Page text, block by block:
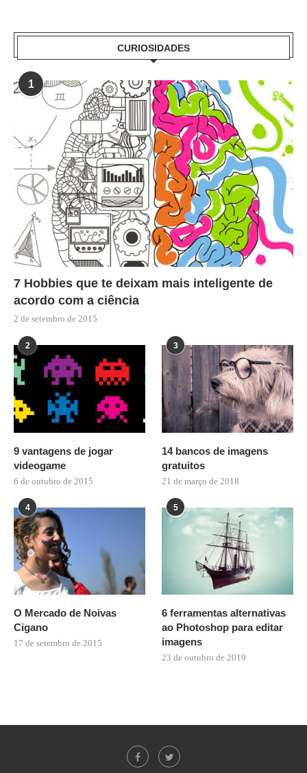
CURIOSIDADES
1
7 Hobbies que te deixam mais inteligente de
acordo com a ciência
2 de setembro de 2015
2
9 vantagens de jogar
videogame
6 de outubro de 2015
3
14 bancos de imagens
gratuitos
21 de março de 2018
4
O Mercado de Noivas
Cigano
17 de setembro de 2015
5
6 ferramentas alternativas
ao Photoshop para editar
imagens
23 de outubro de 2019